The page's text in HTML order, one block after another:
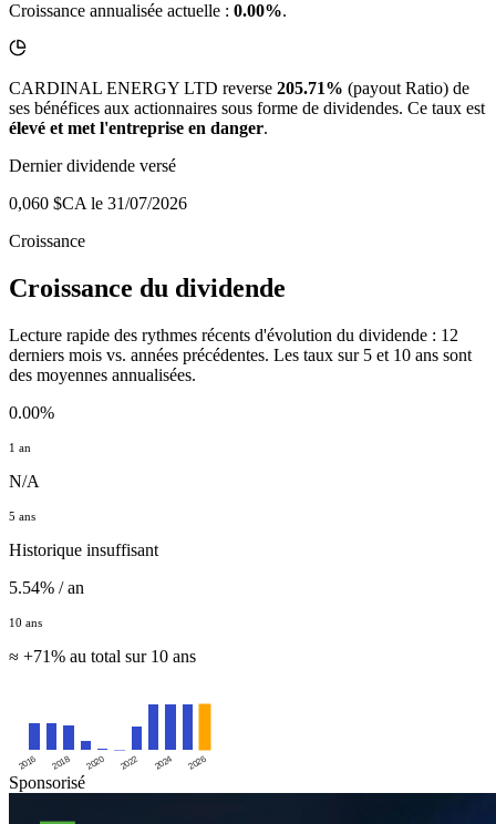
Croissance annualisée actuelle : 0.00%.
CARDINAL ENERGY LTD reverse 205.71% (payout Ratio) de
ses bénéfices aux actionnaires sous forme de dividendes. Ce taux est
élevé et met l'entreprise en danger.
Dernier dividende versé
0,060 $CA le 31/07/2026
Croissance
Croissance du dividende
Lecture rapide des rythmes récents d'évolution du dividende : 12
derniers mois vs. années précédentes. Les taux sur 5 et 10 ans sont
des moyennes annualisées.
0.00%
1 an
N/A
5 ans
Historique insuffisant
5.54% / an
10 ans
≈ +71% au total sur 10 ans
2016 2018 2020 2022 2024 2026
Sponsorisé